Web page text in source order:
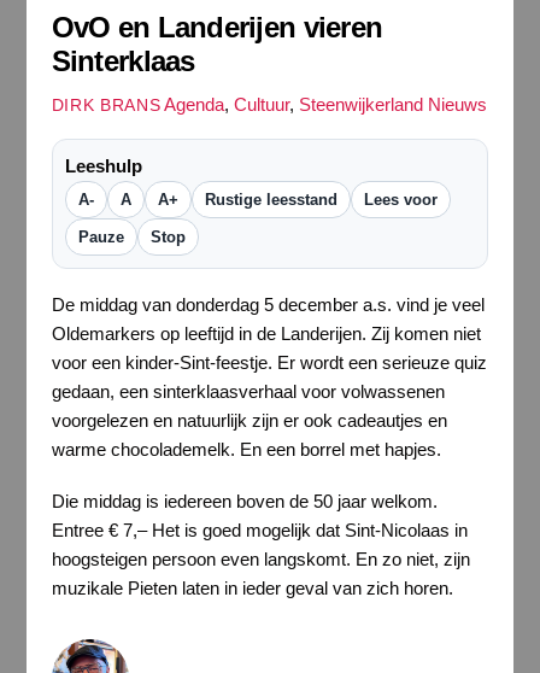
OvO en Landerijen vieren
Sinterklaas
DIRK BRANS Agenda,Cultuur, Steenwijkerland Nieuws
Leeshulp
A- A A+ Rustige leesstand Lees voor
Pauze Stop
De middag van donderdag 5 december a.s. vind je veel
Oldemarkers op leeftijd in de Landerijen. Zij komen niet
voor een kinder-Sint-feestje. Er wordt een serieuze quiz
gedaan, een sinterklaasverhaal voor volwassenen
voorgelezen en natuurlijk zijn er ook cadeautjes en
warme chocolademelk. En een borrel met hapjes.
Die middag is iedereen boven de 50 jaar welkom.
Entree € 7,– Het is goed mogelijk dat Sint-Nicolaas in
hoogsteigen persoon even langskomt. En zo niet, zijn
muzikale Pieten laten in ieder geval van zich horen.